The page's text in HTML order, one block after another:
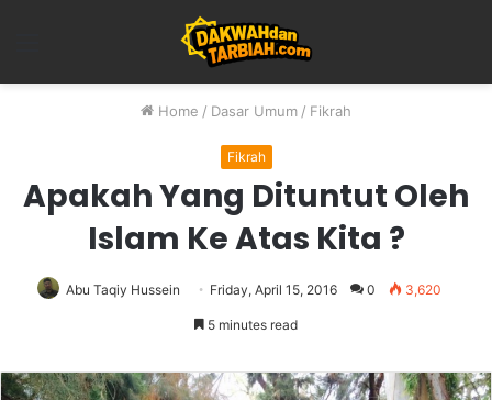
Home / Dasar Umum / Fikrah
Fikrah
Apakah Yang Dituntut Oleh
Islam Ke Atas Kita ?
Abu Taqiy Hussein Friday, April 15, 2016 0 3,620
5 minutes read